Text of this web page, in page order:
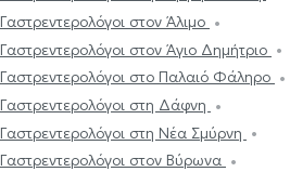
Γαστρεντερολόγοι στον Άλιμο
Γαστρεντερολόγοι στον Άγιο Δημήτριο
Γαστρεντερολόγοι στο Παλαιό Φάληρο
Γαστρεντερολόγοι στη Δάφνη
Γαστρεντερολόγοι στη Νέα Σμύρνη
Γαστρεντερολόγοι στον Βύρωνα